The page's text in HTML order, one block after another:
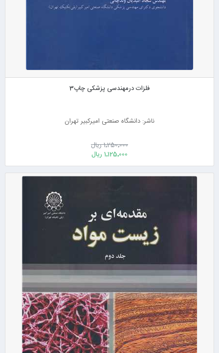
فلزات درمهندسی پزشکی چاپ3
ناشر: دانشگاه صنعتی امیرکبیر تهران
1٬250٬000 ریال
1٬125٬000 ریال